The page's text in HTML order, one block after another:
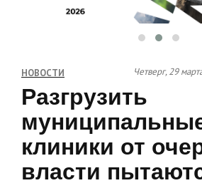
НОВОСТИ Четверг, 29
Разгрузить
клиники от
власти